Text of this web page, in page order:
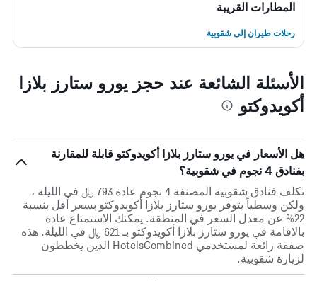
المطارات القريبة
رحلات طيران إلى شقوبية
الأسئلة الشائعة عند حجز يورو ستارز بلازا
أكويدوكتو
هل الأسعار في يورو ستارز بلازا أكويدوكتو قابلة للمقارنة
بفنادق 4 نجوم في شقوبية؟
تكلف فنادق شقوبية المصنفة 4 نجوم عادة 793 ﷼ في الليلة ،
ولكن وسطياً يتوفر يورو ستارز بلازا أكويدوكتو بسعر أقل بنسبة
22% عن معدل السعر في المنطقة. يمكنك الاستمتاع عادة
بالاقامة في يورو ستارز بلازا أكويدوكتو بـ 621 ﷼ في الليلة. هذه
صفقة رائعة لمستخدمي HotelsCombined الذين يخططون
لزيارة شقوبية.